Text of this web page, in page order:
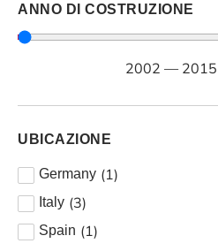
ANNO DI COSTRUZIONE
2002 — 2015
UBICAZIONE
Germany (1)
Italy (3)
Spain (1)